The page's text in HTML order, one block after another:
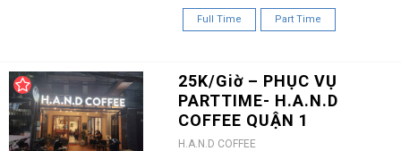
Full Time Part Time
25K/Giờ – PHỤC VỤ
PARTTIME- H.A.N.D
COFFEE QUẬN 1
H.A.N.D COFFEE